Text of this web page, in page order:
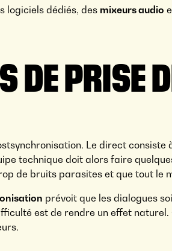
logiciels dédiés, des mixeurs audio
DE PRISE
Le direct
technique doit alors faire
de bruits parasites et que tout le
prévoit que les dialogues
est de rendre un effet